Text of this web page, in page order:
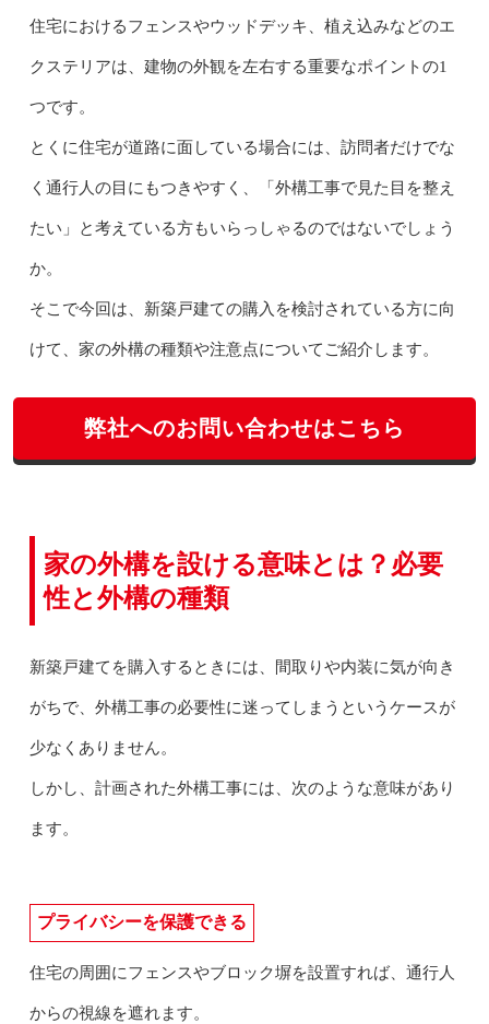
住宅におけるフェンスやウッドデッキ、植え込みなどのエ
クステリアは、建物の外観を左右する重要なポイントの1
つです。
とくに住宅が道路に面している場合には、訪問者だけでな
く通行人の目にもつきやすく、「外構工事で見た目を整え
たい」と考えている方もいらっしゃるのではないでしょう
か。
そこで今回は、新築戸建ての購入を検討されている方に向
けて、家の外構の種類や注意点についてご紹介します。
弊社へのお問い合わせはこちら
家の外構を設ける意味とは？必要
性と外構の種類
新築戸建てを購入するときには、間取りや内装に気が向き
がちで、外構工事の必要性に迷ってしまうというケースが
少なくありません。
しかし、計画された外構工事には、次のような意味があり
ます。
プライバシーを保護できる
住宅の周囲にフェンスやブロック塀を設置すれば、通行人
からの視線を遮れます。